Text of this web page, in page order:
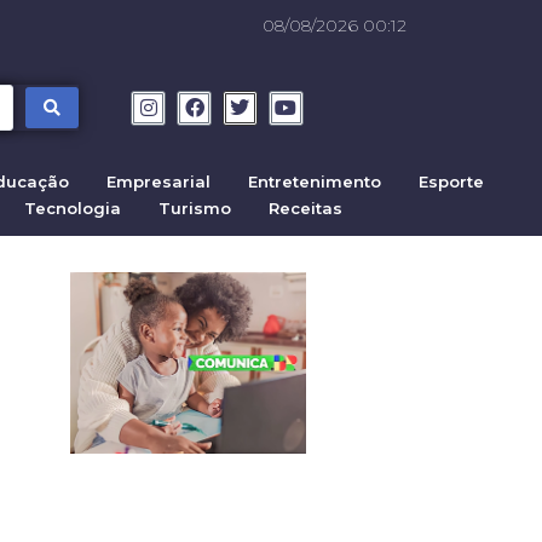
08/08/2026 00:12
Empresarial Entretenimento
Esporte
Tecnologia Turismo Receitas